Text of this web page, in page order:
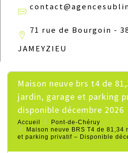
71 rue de Bourgoin -
JAMEYZIEU
maison neuve brs t4 de 81,34 m² avec
jardin, garage et parking
disponible décembre 2026
Accueil
Pont-de-Chéruy
Maison neuve BRS T4 de 81,34
et parking privatif – Disponible